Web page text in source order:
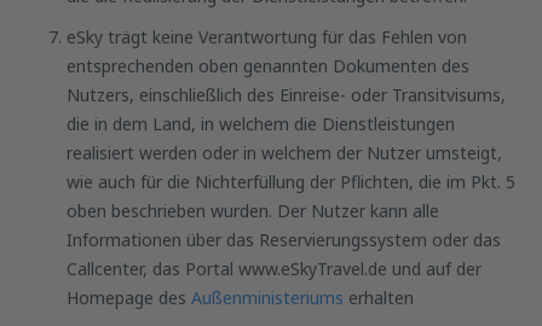
eSky trägt keine Verantwortung für das Fehlen von
entsprechenden oben genannten Dokumenten des
Nutzers, einschließlich des Einreise- oder Transitvisums,
die in dem Land, in welchem die Dienstleistungen
realisiert werden oder in welchem der Nutzer umsteigt,
wie auch für die Nichterfüllung der Pflichten, die im Pkt. 5
oben beschrieben wurden. Der Nutzer kann alle
Informationen über das Reservierungssystem oder das
Callcenter, das Portal www.eSkyTravel.de und auf der
Homepage des Außenministeriums erhalten